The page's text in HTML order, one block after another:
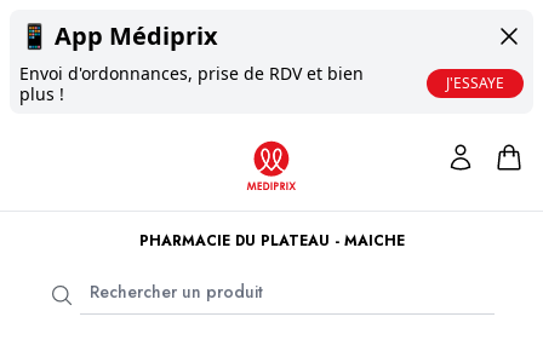
📱 App Médiprix
Envoi d'ordonnances, prise de RDV et bien
plus !
J'ESSAYE
PHARMACIE DU PLATEAU - MAICHE